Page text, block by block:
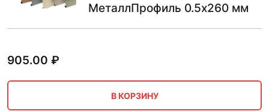
МеталлПрофиль 0.5х260 мм
905.00 ₽
В КОРЗИНУ